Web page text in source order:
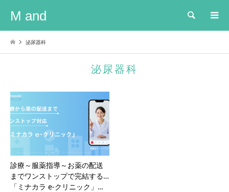
M and 検索
泌尿器科
泌尿器科
診療～服薬指導～お薬の配送
までワンストップで完結する
「ミナカラ e-クリニック」…